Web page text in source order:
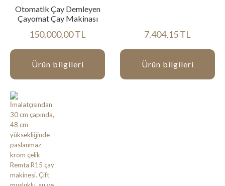
Otomatik Çay Demleyen
Çayomat Çay Makinası
150.000,00 TL
Ürün bilgileri
7.404,15 TL
Ürün bilgileri